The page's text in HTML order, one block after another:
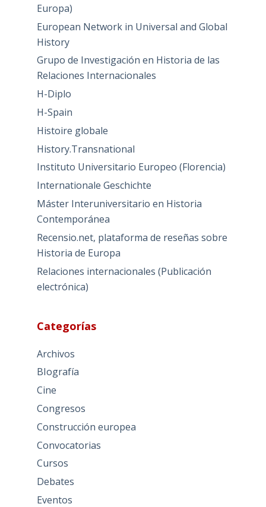
Europa)
European Network in Universal and Global
History
Grupo de Investigación en Historia de las
Relaciones Internacionales
H-Diplo
H-Spain
Histoire globale
History.Transnational
Instituto Universitario Europeo (Florencia)
Internationale Geschichte
Máster Interuniversitario en Historia
Contemporánea
Recensio.net, plataforma de reseñas sobre
Historia de Europa
Relaciones internacionales (Publicación
electrónica)
Categorías
Archivos
BIografía
Cine
Congresos
Construcción europea
Convocatorias
Cursos
Debates
Eventos